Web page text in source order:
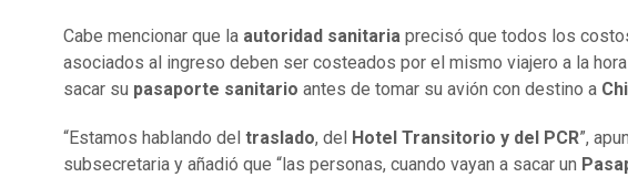
Cabe mencionar que la autoridad sanitaria precisó que todos los
asociados al ingreso deben ser costeados por el mismo viajero a la
sacar su pasaporte sanitario antes de tomar su avión con destino a
“Estamos hablando del traslado, del Hotel Transitorio y del PCR”,
subsecretaria y añadió que “las personas, cuando vayan a sacar un